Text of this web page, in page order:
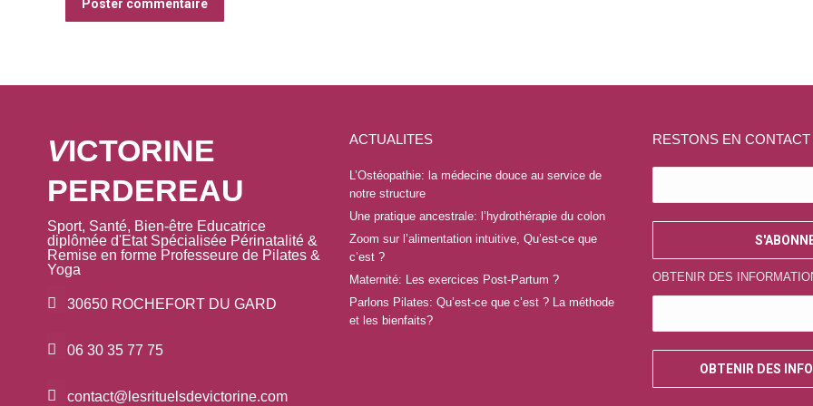
Poster commentaire
VICTORINE
PERDEREAU
Sport, Santé, Bien-être Educatrice
diplômée d'Etat Spécialisée Périnatalité &
Remise en forme Professeure de Pilates &
Yoga
30650 ROCHEFORT DU GARD
06 30 35 77 75
contact@lesrituelsdevictorine.com
ACTUALITES
L’Ostéopathie: la médecine douce au service de
notre structure
Une pratique ancestrale: l’hydrothérapie du colon
Zoom sur l’alimentation intuitive, Qu’est-ce que
c’est ?
Maternité: Les exercices Post-Partum ?
Parlons Pilates: Qu’est-ce que c’est ? La méthode
et les bienfaits?
RESTONS EN CONTACT
OBTENIR DES